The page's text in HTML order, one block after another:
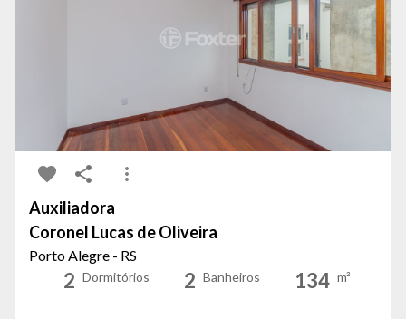
Auxiliadora
Coronel Lucas de Oliveira
Porto Alegre - RS
2 Dormitórios 2 Banheiros 134 m²